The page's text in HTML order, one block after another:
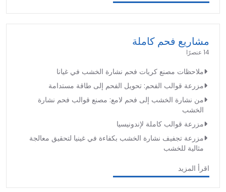
مشاريع فحم كاملة
14 عنصرًا
ملاحظات مصنع كريات فحم نشارة الخشب في غيانا
مزرعة قوالب الفحم: تحويل الفحم إلى طاقة مستدامة
من نشارة الخشب إلى فحم لامع: مصنع قوالب فحم نشارة
الخشب
مزرعة قوالب كاملة لإندونيسيا
مزرعة تجفيف نشارة الخشب بكفاءة في غينيا لتحقيق معالجة
مثالية للخشب
اقرأ المزيد